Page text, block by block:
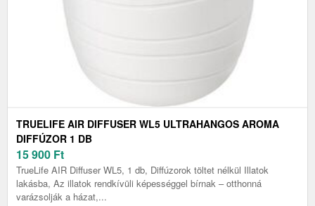
TRUELIFE AIR DIFFUSER WL5 ULTRAHANGOS AROMA
DIFFÚZOR 1 DB
15 900 Ft
TrueLife AIR Diffuser WL5, 1 db, Diffúzorok töltet nélkül Illatok
lakásba, Az illatok rendkívüli képességgel bírnak – otthonná
varázsolják a házat,...